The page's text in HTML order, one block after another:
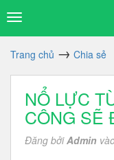
Trang chủ Chia sẻ
NỔ LỰC
CÔNG SẼ
Đăng bởiAdmin